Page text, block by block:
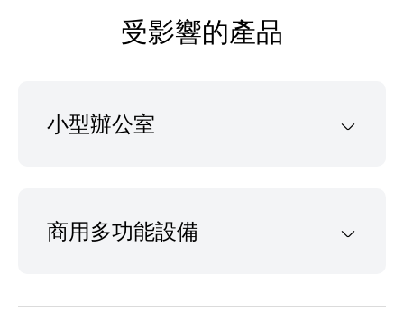
受影響的產品
小型辦公室
商用多功能設備